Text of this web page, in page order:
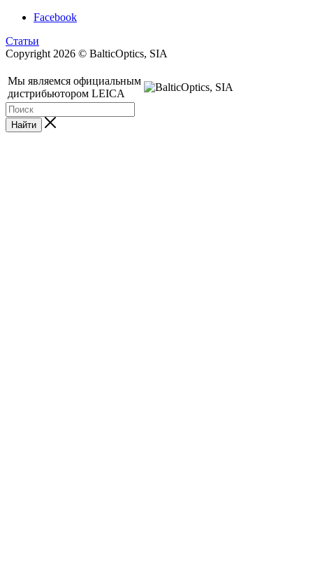
Facebook
Статьи
Copyright 2026 © BalticOptics, SIA
Мы являемся официальным
дистрибьютором LEICA
Найти